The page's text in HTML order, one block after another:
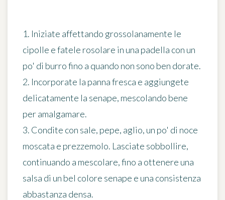
1. Iniziate affettando grossolanamente le
cipolle e fatele rosolare in una padella con un
po' di burro fino a quando non sono ben dorate.
2. Incorporate la panna fresca e aggiungete
delicatamente la senape, mescolando bene
per amalgamare.
3. Condite con sale, pepe, aglio, un po' di noce
moscata e prezzemolo. Lasciate sobbollire,
continuando a mescolare, fino a ottenere una
salsa di un bel colore senape e una consistenza
abbastanza densa.